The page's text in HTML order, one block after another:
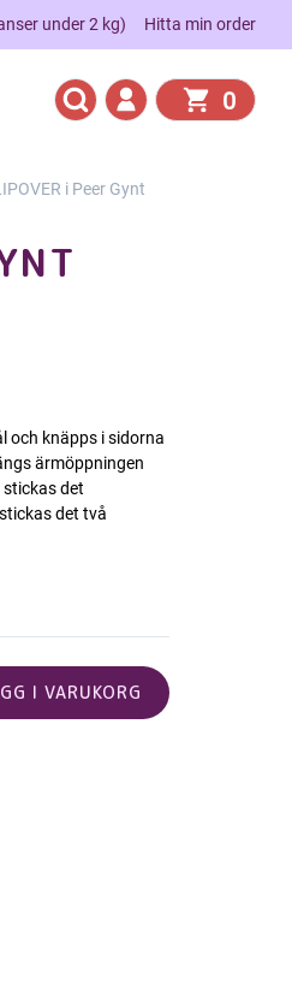
under 2 kg) Hitta min order
0
i Peer Gynt
och knäpps i sidorna
ärmöppningen
det
det två
I VARUKORG